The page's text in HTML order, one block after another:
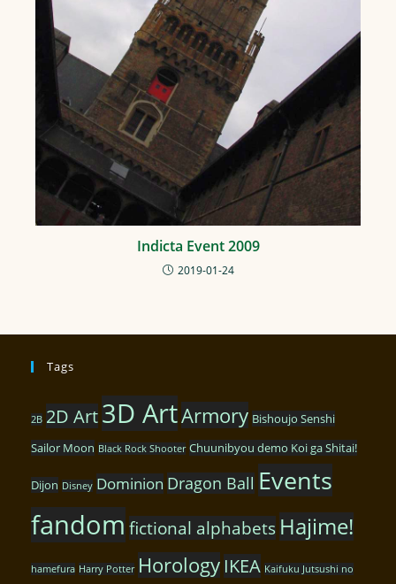
Indicta Event 2009
2019-01-24
Tags
2B 2D Art3D ArtArmory Bishoujo Senshi
Sailor Moon Black Rock Shooter Chuunibyou demo Koi ga Shitai!
Dijon Disney Dominion Dragon Ball Events
fandom fictional alphabets Hajime!
hamefura Harry Potter Horology IKEA Kaifuku Jutsushi no